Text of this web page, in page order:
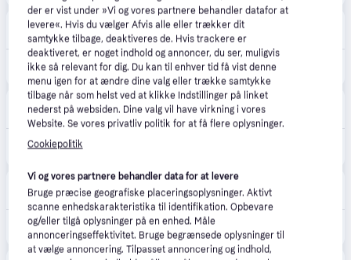
Labtech Data 5.0(9)
Fri fragt,1 dag
Samsung Galaxy S25 SM-S931B/DS 15.8 cm (6.2") Dual SIM Android 15 5G USB Type-C 12 GB 128 GB 4000 mAh Black, Blue5.540 kr.
Proshop.dk 4.8(1280)
Fri fragt,1 dag
Komplett.dk 4.5 (251)
Fri fragt,2-6 dage
Samsung Galaxy S25 128GB (blueblack) 6.999 kr.
der er vist under »Vi og vores partnere behandler datafor at
levere«. Hvis du vælger Afvis alle eller trækker dit
samtykke tilbage, deaktiveres de. Hvis trackere er
deaktiveret, er noget indhold og annoncer, du ser, muligvis
ikke så relevant for dig. Du kan til enhver tid få vist denne
menu igen for at ændre dine valg eller trække samtykke
tilbage når som helst ved at klikke Indstillinger på linket
nederst på websiden. Dine valg vil have virkning i vores
Website. Se vores privatliv politik for at få flere oplysninger.
Cookiepolitik
Vi og vores partnere behandler data for at levere
Bruge præcise geografiske placeringsoplysninger. Aktivt
scanne enhedskarakteristika til identifikation. Opbevare
og/eller tilgå oplysninger på en enhed. Måle
annonceringseffektivitet. Bruge begrænsede oplysninger til
at vælge annoncering. Tilpasset annoncering og indhold,